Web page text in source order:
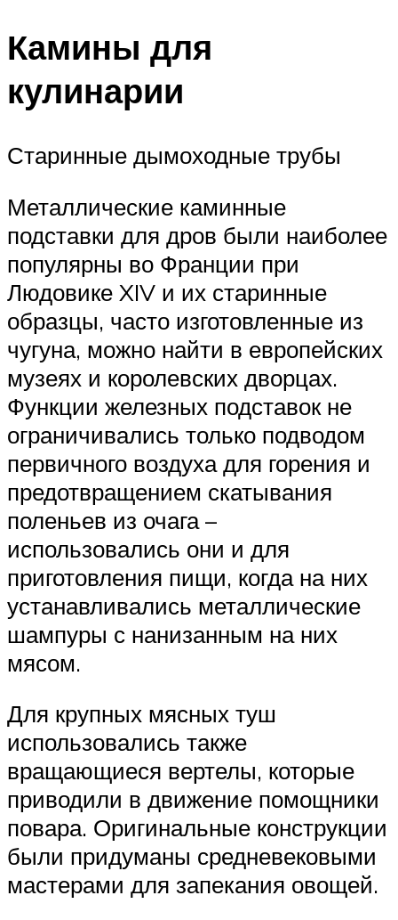
Камины для
кулинарии
Старинные дымоходные трубы
Металлические каминные
подставки для дров были наиболее
популярны во Франции при
Людовике XIV и их старинные
образцы, часто изготовленные из
чугуна, можно найти в европейских
музеях и королевских дворцах.
Функции железных подставок не
ограничивались только подводом
первичного воздуха для горения и
предотвращением скатывания
поленьев из очага –
использовались они и для
приготовления пищи, когда на них
устанавливались металлические
шампуры с нанизанным на них
мясом.
Для крупных мясных туш
использовались также
вращающиеся вертелы, которые
приводили в движение помощники
повара. Оригинальные конструкции
были придуманы средневековыми
мастерами для запекания овощей.